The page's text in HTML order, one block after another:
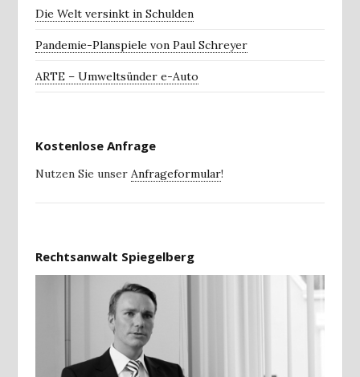
Die Welt versinkt in Schulden
Pandemie-Planspiele von Paul Schreyer
ARTE – Umweltsünder e-Auto
Kostenlose Anfrage
Nutzen Sie unser Anfrageformular!
Rechtsanwalt Spiegelberg